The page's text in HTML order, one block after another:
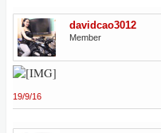
davidcao3012
Member
19/9/16